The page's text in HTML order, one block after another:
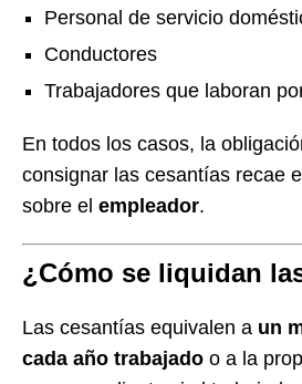
Personal de servicio
Conductores
Trabajadores que laboran
En todos los casos, la
consignar las cesantías recae
sobre el empleador.
¿Cómo se liquidan
Las cesantías equivalen a un
cada año trabajado o a la